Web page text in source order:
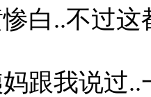
白..不过
跟我说过